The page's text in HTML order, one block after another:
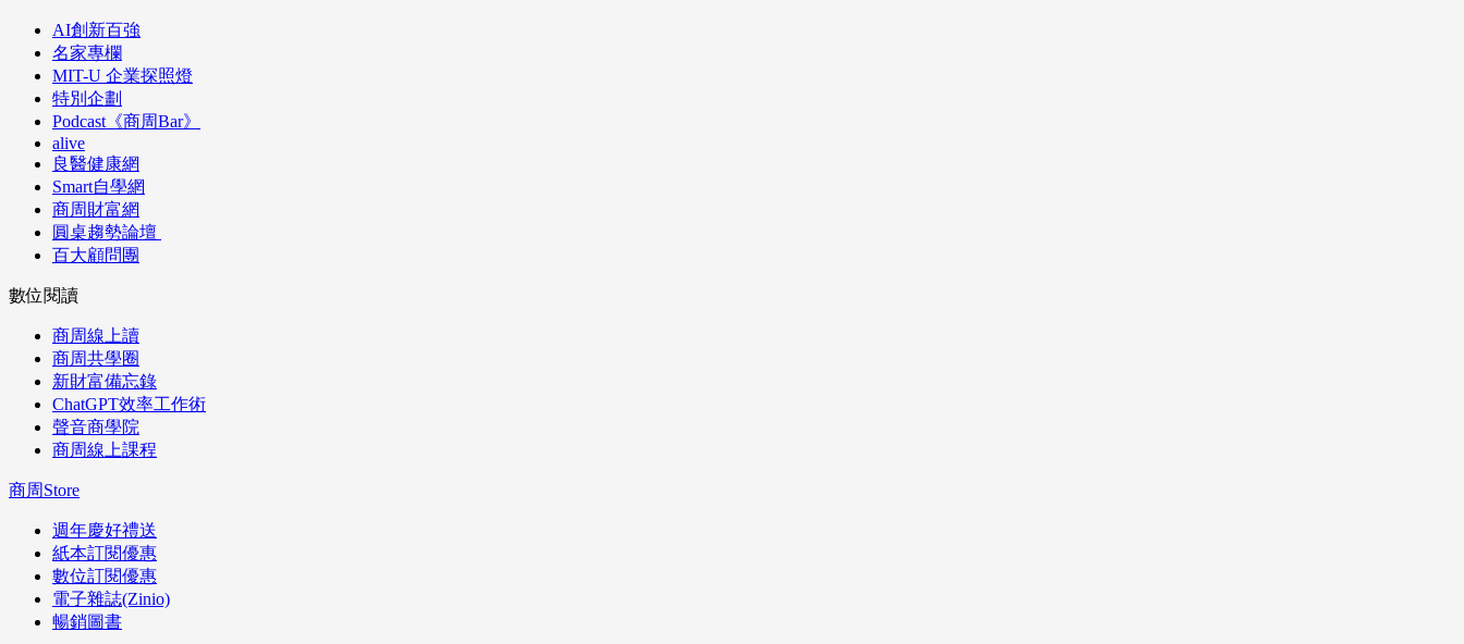
AI創新百強
名家專欄
MIT-U 企業探照燈
特別企劃
Podcast《商周Bar》
alive
良醫健康網
Smart自學網
商周財富網
圓桌趨勢論壇
百大顧問團
數位閱讀
商周線上讀
商周共學圈
新財富備忘錄
ChatGPT效率工作術
聲音商學院
商周線上課程
商周Store
週年慶好禮送
紙本訂閱優惠
數位訂閱優惠
電子雜誌(Zinio)
暢銷圖書